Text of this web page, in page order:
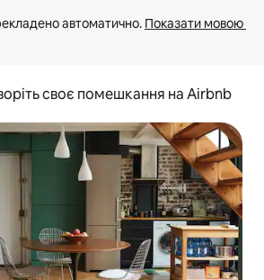
автоматично. Показати мовою
своє помешкання на Airbnb